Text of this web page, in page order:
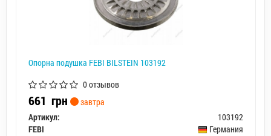
Опорна подушка FEBI BILSTEIN 103192
0 отзывов
661 грн
завтра
Артикул:
103192
FEBI
Германия